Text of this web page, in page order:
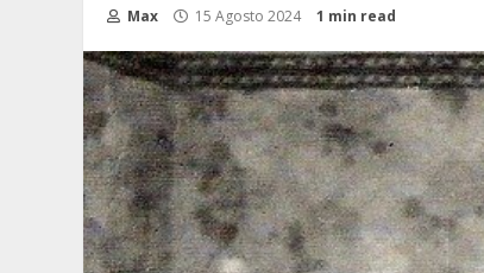
Max 15 Agosto 2024 1 min read